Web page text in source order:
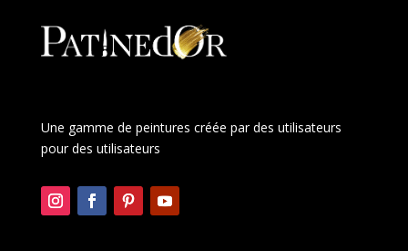
Une gamme de peintures créée par des utilisateurs
pour des utilisateurs